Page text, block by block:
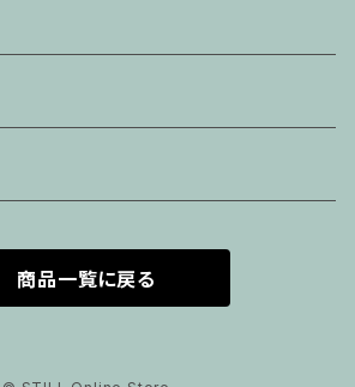
商品一覧に戻る